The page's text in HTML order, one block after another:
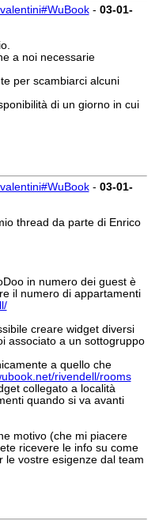
- 03-01-
a noi necessarie
per scambiarci alcuni
di un giorno in cui
- 03-01-
thread da parte di Enrico
in numero dei guest è
il numero di appartamenti
creare widget diversi
associato a un sottogruppo
a quello che
rivendell/rooms
collegato a località
quando si va avanti
motivo (che mi piacere
ricevere le info su come
le vostre esigenze dal team